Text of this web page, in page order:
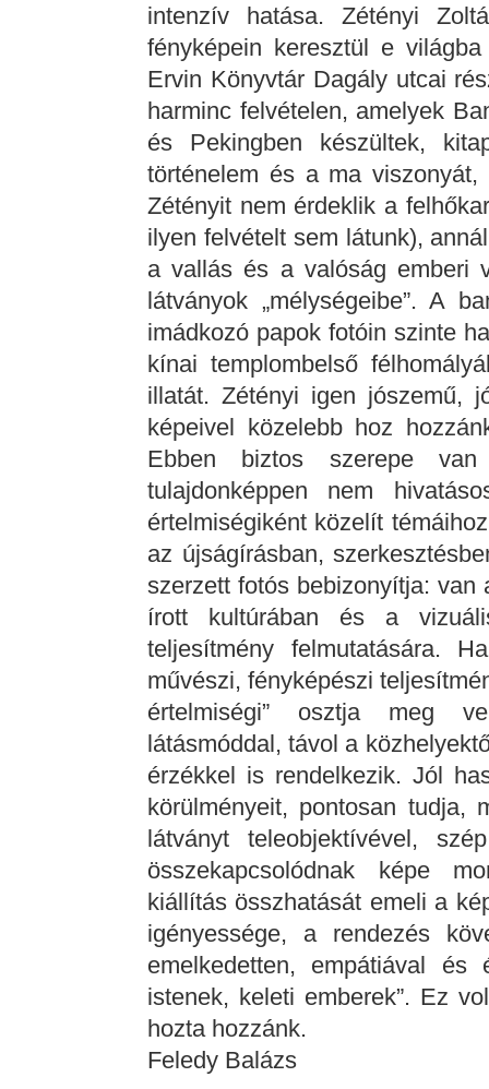
intenzív hatása. Zétényi
fényképein keresztül e
Ervin Könyvtár Dagály utcai
harminc felvételen, amelyek
és Pekingben készültek,
történelem és a ma
Zétényit nem érdeklik a
ilyen felvételt sem látunk),
a vallás és a valóság emberi
látványok „mélységeibe”. A
imádkozó papok fotóin szinte
kínai templombelső
illatát. Zétényi igen jószemű,
képeivel közelebb hoz
Ebben biztos szerepe
tulajdonképpen nem
értelmiségiként közelít
az újságírásban,
szerzett fotós bebizonyítja:
írott kultúrában és a
teljesítmény felmutatására.
művészi, fényképészi
értelmiségi” osztja meg
látásmóddal, távol a
érzékkel is rendelkezik. Jól
körülményeit, pontosan
látványt teleobjektívével,
összekapcsolódnak képe
kiállítás összhatását emeli a
igényessége, a rendezés
emelkedetten, empátiával és
istenek, keleti emberek”. Ez
hozta hozzánk.
Feledy Balázs